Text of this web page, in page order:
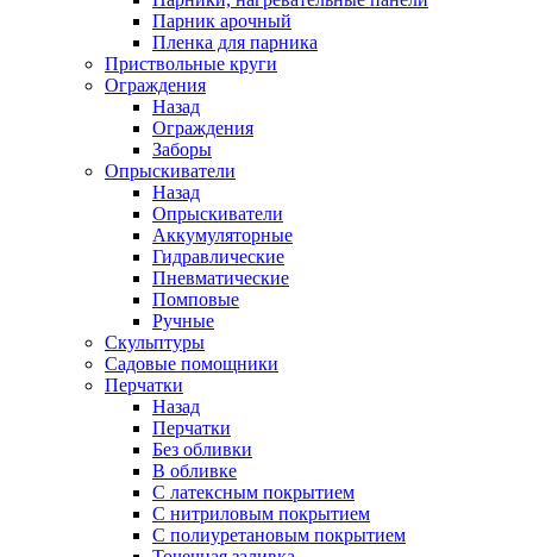
Парник арочный
Пленка для парника
Приствольные круги
Ограждения
Назад
Ограждения
Заборы
Опрыскиватели
Назад
Опрыскиватели
Аккумуляторные
Гидравлические
Пневматические
Помповые
Ручные
Скульптуры
Садовые помощники
Перчатки
Назад
Перчатки
Без обливки
В обливке
С латексным покрытием
С нитриловым покрытием
С полиуретановым покрытием